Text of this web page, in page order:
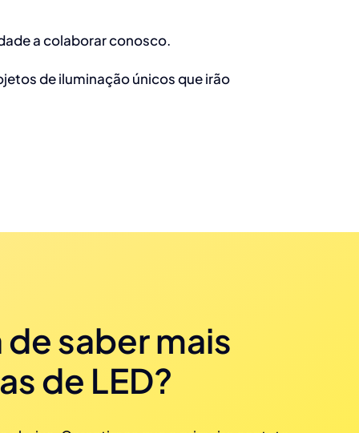
a colaborar conosco.
de iluminação únicos que irão
saber mais
de LED?